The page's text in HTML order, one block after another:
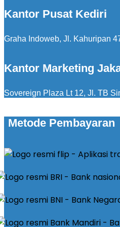
Kantor Pusat Kediri
Graha Indoweb, Jl. Kahuripan
Kantor Marketing
Sovereign Plaza Lt 12, Jl. TB
Metode Pembayaran